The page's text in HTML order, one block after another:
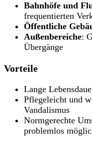
Bahnhöfe und
frequentierten
Öffentliche
Außenbereiche:
Übergänge
Vorteile
Lange
Pflegeleicht und
Vandalismus
Normgerechte
problemlos